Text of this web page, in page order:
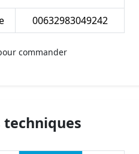
00632983049242
commander